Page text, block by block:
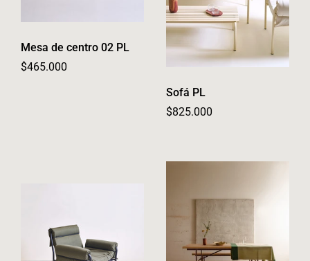
Mesa de centro 02 PL
Regular price
$465.000
Sofá PL
Regular price
$825.000